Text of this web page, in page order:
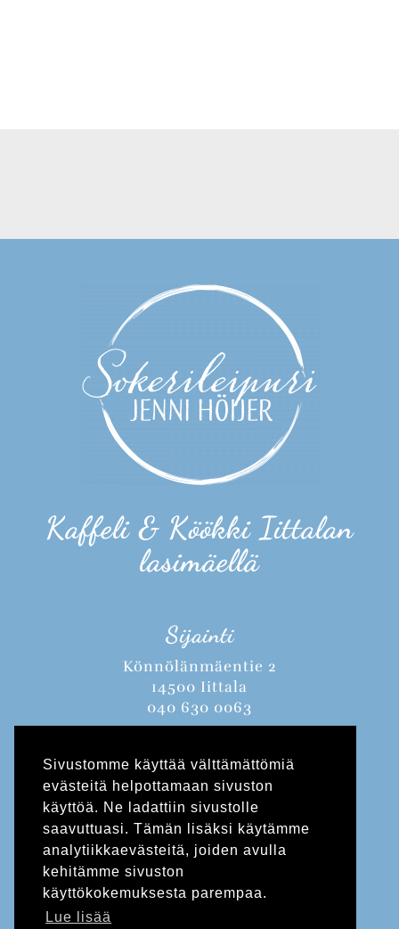
Sivustomme käyttää välttämättömiä
evästeitä helpottamaan sivuston
käyttöä. Ne ladattiin sivustolle
saavuttuasi. Tämän lisäksi käytämme
analytiikkaevästeitä, joiden avulla
kehitämme sivuston
käyttökokemuksesta parempaa.
Lue lisää
Kaffeli & Köökki Iittalan
lasimäellä
Sijainti
Könnölänmäentie 2
14500 Iittala
040 630 0063
Kesäkausi 1.5.-31.8.2026
Ma-Su 10-18
Juhannusaatto pe 19.6. 10-14
la-su 20.-21.6. 11-17 !!